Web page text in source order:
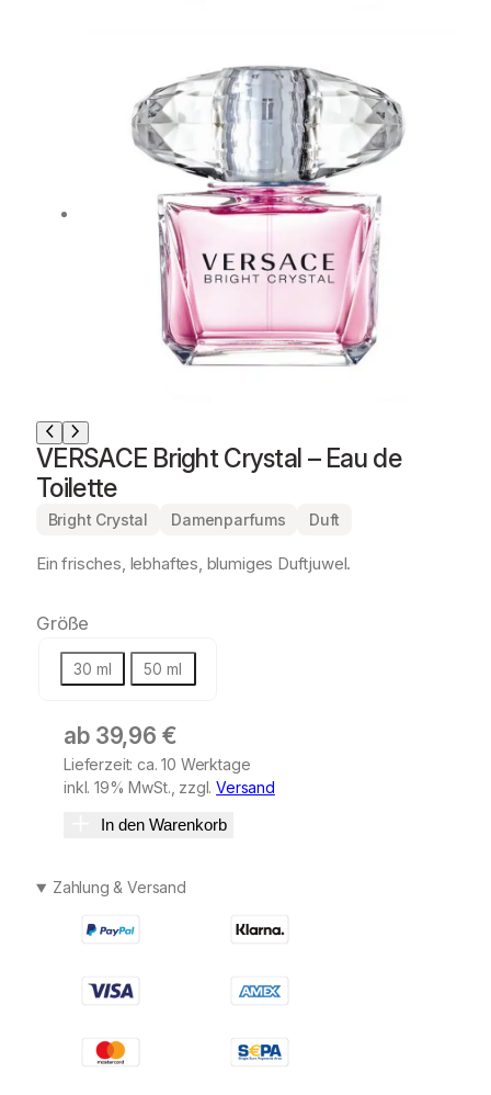
VERSACE Bright Crystal – Eau de
Toilette
Bright Crystal Damenparfums Duft
Ein frisches, lebhaftes, blumiges Duftjuwel.
Größe
30 ml 50 ml
ab 39,96 €
Lieferzeit: ca. 10 Werktage
inkl. 19% MwSt., zzgl.Versand
In den Warenkorb
Zahlung & Versand